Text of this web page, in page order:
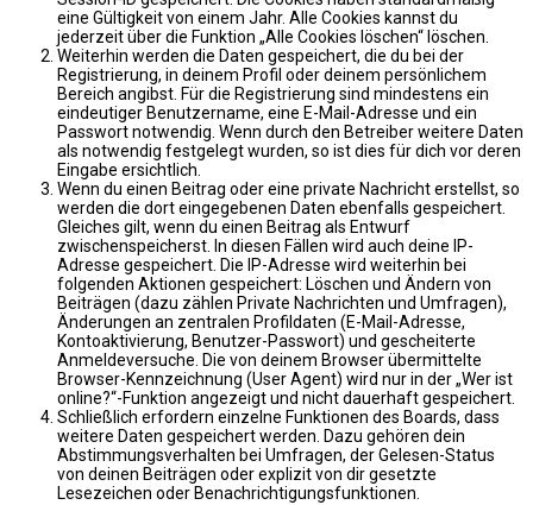
eine Gültigkeit von einem Jahr. Alle Cookies kannst du
jederzeit über die Funktion „Alle Cookies löschen“ löschen.
Weiterhin werden die Daten gespeichert, die du bei der
Registrierung, in deinem Profil oder deinem persönlichem
Bereich angibst. Für die Registrierung sind mindestens ein
eindeutiger Benutzername, eine E-Mail-Adresse und ein
Passwort notwendig. Wenn durch den Betreiber weitere Daten
als notwendig festgelegt wurden, so ist dies für dich vor deren
Eingabe ersichtlich.
Wenn du einen Beitrag oder eine private Nachricht erstellst, so
werden die dort eingegebenen Daten ebenfalls gespeichert.
Gleiches gilt, wenn du einen Beitrag als Entwurf
zwischenspeicherst. In diesen Fällen wird auch deine IP-
Adresse gespeichert. Die IP-Adresse wird weiterhin bei
folgenden Aktionen gespeichert: Löschen und Ändern von
Beiträgen (dazu zählen Private Nachrichten und Umfragen),
Änderungen an zentralen Profildaten (E-Mail-Adresse,
Kontoaktivierung, Benutzer-Passwort) und gescheiterte
Anmeldeversuche. Die von deinem Browser übermittelte
Browser-Kennzeichnung (User Agent) wird nur in der „Wer ist
online?“-Funktion angezeigt und nicht dauerhaft gespeichert.
Schließlich erfordern einzelne Funktionen des Boards, dass
weitere Daten gespeichert werden. Dazu gehören dein
Abstimmungsverhalten bei Umfragen, der Gelesen-Status
von deinen Beiträgen oder explizit von dir gesetzte
Lesezeichen oder Benachrichtigungsfunktionen.